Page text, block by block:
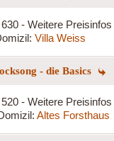
- Weitere Preisinfos
Villa Weiss
- die Basics
- Weitere Preisinfos
Altes Forsthaus